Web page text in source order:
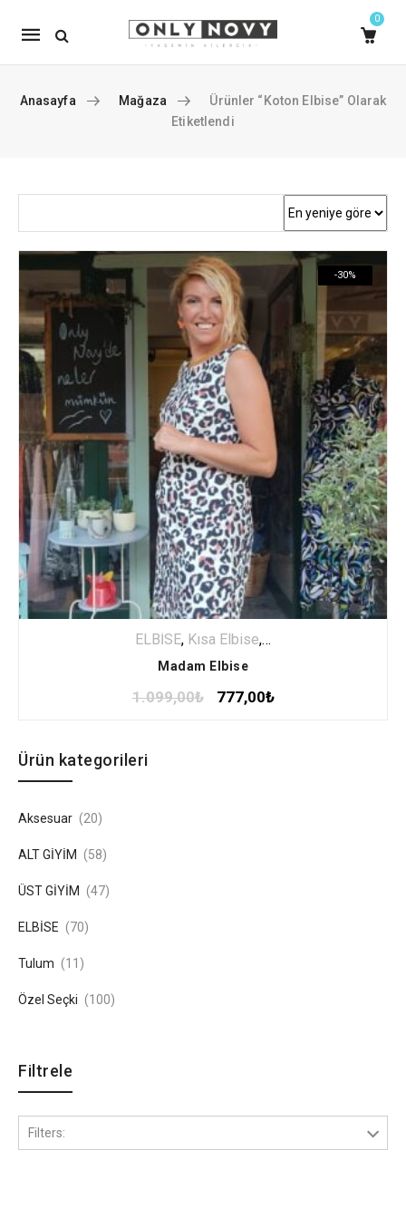
Mobile
navigation
0
Anasayfa Mağaza
Ürünler “koton Elbise” Olarak
Etiketlendi
-30%
ELBİSE, Kısa Elbise, Özel Seçki
Madam Elbise
1.099,00₺ 777,00₺
Ürün kategorileri
Aksesuar (20)
ALT GİYİM (58)
ÜST GİYİM (47)
ELBİSE (70)
Tulum (11)
Özel Seçki (100)
Filtrele
Filters: